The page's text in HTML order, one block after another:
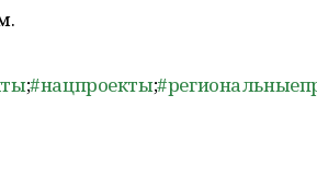
;#нацпроекты;